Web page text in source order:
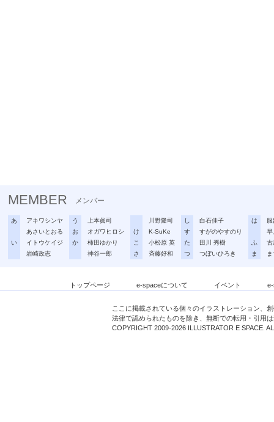
MEMBER メンバー
あ
アキワシンヤ
あさいとおる
い
イトウケイジ
岩崎政志
う
上本眞司
お
オガワヒロシ
か
柿田ゆかり
神谷一郎
川野隆司
け
K-SuKe
こ
小松原 英
さ
斉藤好和
し
白石佳子
す
すがのやすのり
た
田川 秀樹
つ
つぼいひろき
は
早
ふ
古
ま
トップページ e-spaceについて イベント
ここに掲載されている個々のイラストレーション、
法律で認められたものを除き、無断での転用・引用
COPYRIGHT 2009-2026 ILLUSTRATOR E SPACE.